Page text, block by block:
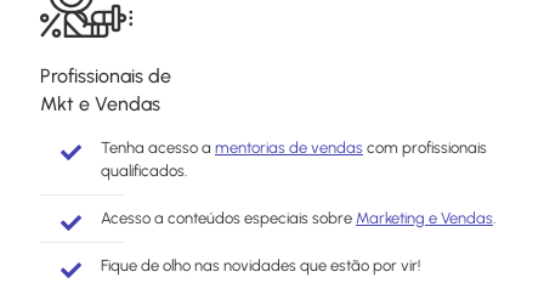
Profissionais de
Mkt e Vendas
Tenha acesso a mentorias de vendas com profissionais
qualificados.
Acesso a conteúdos especiais sobre Marketing e Vendas
Fique de olho nas novidades que estão por vir!